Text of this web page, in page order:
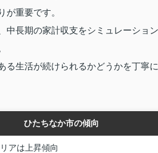
重要です。
中長期の家計収支をシミュレーション
る生活が続けられるかどうかを丁寧に
ひたちなか市の傾向
アは上昇傾向